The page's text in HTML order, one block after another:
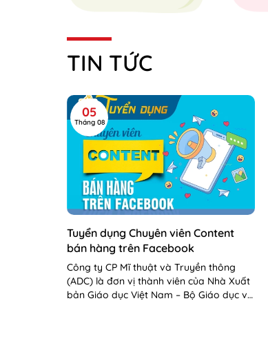
TIN TỨC
05
Tháng 08
Tuyển dụng Chuyên viên Content
bán hàng trên Facebook
Công ty CP Mĩ thuật và Truyền thông
(ADC) là đơn vị thành viên của Nhà Xuất
bản Giáo dục Việt Nam – Bộ Giáo dục và